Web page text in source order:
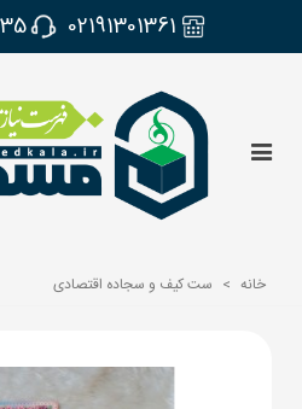
02191301361
خانه > ست کیف و سجاده اقتصادی